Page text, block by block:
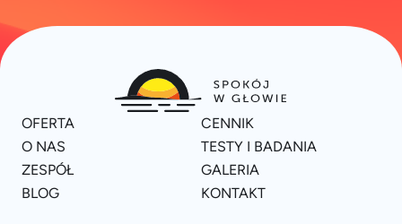
OFERTA
CENNIK
O NAS
TESTY I BADANIA
ZESPÓŁ
GALERIA
BLOG
KONTAKT